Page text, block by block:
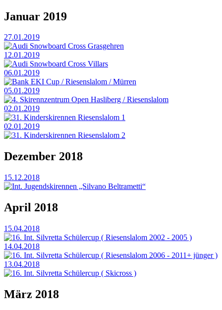
Januar 2019
27.01.2019
Audi Snowboard Cross Grasgehren
12.01.2019
Audi Snowboard Cross Villars
06.01.2019
Bank EKI Cup / Riesenslalom / Mürren
05.01.2019
4. Skirennzentrum Open Hasliberg / Riesenslalom
02.01.2019
31. Kinderskirennen Riesenslalom 1
02.01.2019
31. Kinderskirennen Riesenslalom 2
Dezember 2018
15.12.2018
Int. Jugendskirennen „Silvano Beltrametti“
April 2018
15.04.2018
16. Int. Silvretta Schülercup ( Riesenslalom 2002 - 2005 )
14.04.2018
16. Int. Silvretta Schülercup ( Riesenslalom 2006 - 2011+ jünger )
13.04.2018
16. Int. Silvretta Schülercup ( Skicross )
März 2018